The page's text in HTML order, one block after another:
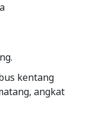
kentang
angkat